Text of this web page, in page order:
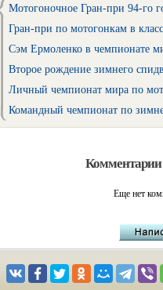
Мотогоночное Гран-при 94-го
Гран-при по мотогонкам в
Сэм Ермоленко в чемпионате
Второе рождение зимнего
Личный чемпионат мира по
Командный чемпионат по
Комментарии
Еще нет